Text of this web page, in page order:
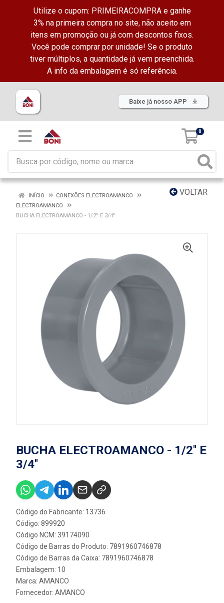
Utilize o cupom: PRIMEIRACOMPRA e ganhe
3% na primeira compra no site, não aceito em
itens em promoção ou já com descontos fixos.
Você pode comprar por unidade! Se o produto
tiver múltiplos, a quantidade já vem preenchida.
A info da embalagem é só referência.
Baixe já nosso APP
0
VOLTAR
INÍCIO
CONEXÕES ELECTROAMANCO
ELECTROAMANCO
BUCHA ELECTROAMANCO - 1/2'' E 3/4''
BUCHA ELECTROAMANCO - 1/2'' E
3/4''
Código do Fabricante: 13736
Código: 899920
Código NCM: 39174090
Código de Barras do Produto: 7891960746878
Código de Barras da Caixa: 7891960746878
Embalagem: 10
Marca: AMANCO
Fornecedor: AMANCO